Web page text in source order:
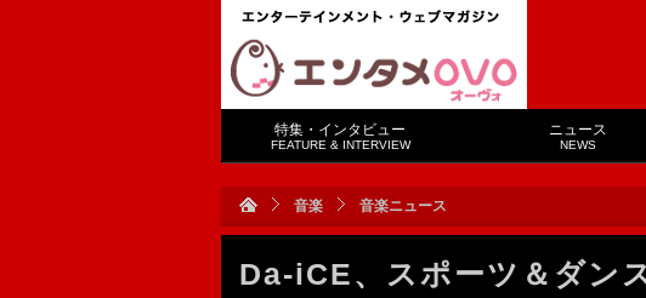
特集・インタビュー
FEATURE & INTERVIEW
ニュース
NEWS
音楽 音楽ニュース
Da-iCE、スポーツ＆ダン